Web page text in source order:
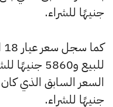
جنيهًا للشراء.
جنيهًا للشراء.